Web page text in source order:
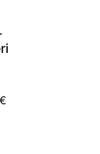
€